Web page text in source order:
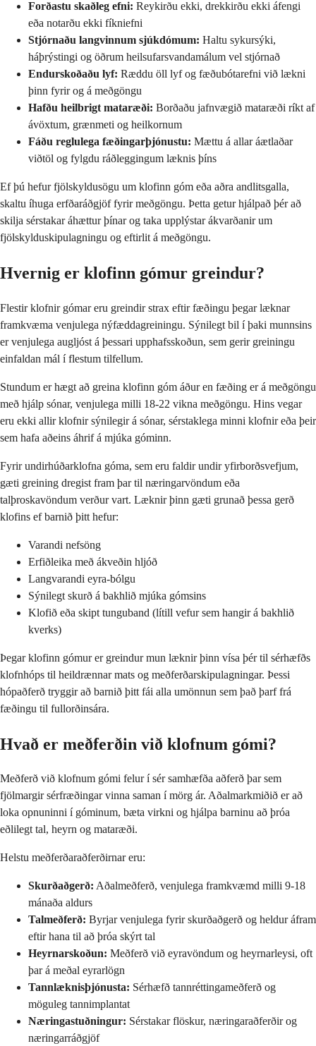
Forðastu skaðleg efni: Reykirðu ekki, drekkirðu ekki áfengi
eða notarðu ekki fíkniefni
Stjórnaðu langvinnum sjúkdómum: Haltu sykursýki,
háþrýstingi og öðrum heilsufarsvandamálum vel stjórnað
Endurskoðaðu lyf: Ræddu öll lyf og fæðubótarefni við lækni
þinn fyrir og á meðgöngu
Hafðu heilbrigt mataræði: Borðaðu jafnvægið mataræði ríkt af
ávöxtum, grænmeti og heilkornum
Fáðu reglulega fæðingarþjónustu: Mættu á allar áætlaðar
viðtöl og fylgdu ráðleggingum læknis þíns
Ef þú hefur fjölskyldusögu um klofinn góm eða aðra andlitsgalla,
skaltu íhuga erfðaráðgjöf fyrir meðgöngu. Þetta getur hjálpað þér að
skilja sérstakar áhættur þínar og taka upplýstar ákvarðanir um
fjölskylduskipulagningu og eftirlit á meðgöngu.
Hvernig er klofinn gómur greindur?
Flestir klofnir gómar eru greindir strax eftir fæðingu þegar læknar
framkvæma venjulega nýfæddagreiningu. Sýnilegt bil í þaki munnsins
er venjulega augljóst á þessari upphafsskoðun, sem gerir greiningu
einfaldan mál í flestum tilfellum.
Stundum er hægt að greina klofinn góm áður en fæðing er á meðgöngu
með hjálp sónar, venjulega milli 18-22 vikna meðgöngu. Hins vegar
eru ekki allir klofnir sýnilegir á sónar, sérstaklega minni klofnir eða þeir
sem hafa aðeins áhrif á mjúka góminn.
Fyrir undirhúðarklofna góma, sem eru faldir undir yfirborðsvefjum,
gæti greining dregist fram þar til næringarvöndum eða
talþroskavöndum verður vart. Læknir þinn gæti grunað þessa gerð
klofins ef barnið þitt hefur:
Varandi nefsöng
Erfiðleika með ákveðin hljóð
Langvarandi eyra-bólgu
Sýnilegt skurð á bakhlið mjúka gómsins
Klofið eða skipt tunguband (lítill vefur sem hangir á bakhlið
kverks)
Þegar klofinn gómur er greindur mun læknir þinn vísa þér til sérhæfðs
klofnhóps til heildrænnar mats og meðferðarskipulagningar. Þessi
hópaðferð tryggir að barnið þitt fái alla umönnun sem það þarf frá
fæðingu til fullorðinsára.
Hvað er meðferðin við klofnum gómi?
Meðferð við klofnum gómi felur í sér samhæfða aðferð þar sem
fjölmargir sérfræðingar vinna saman í mörg ár. Aðalmarkmiðið er að
loka opnuninni í góminum, bæta virkni og hjálpa barninu að þróa
eðlilegt tal, heyrn og mataræði.
Helstu meðferðaraðferðirnar eru:
Skurðaðgerð: Aðalmeðferð, venjulega framkvæmd milli 9-18
mánaða aldurs
Talmeðferð: Byrjar venjulega fyrir skurðaðgerð og heldur áfram
eftir hana til að þróa skýrt tal
Heyrnarskoðun: Meðferð við eyravöndum og heyrnarleysi, oft
þar á meðal eyrarlögn
Tannlæknisþjónusta: Sérhæfð tannréttingameðferð og
möguleg tannimplantat
Næringastuðningur: Sérstakar flöskur, næringaraðferðir og
næringarráðgjöf